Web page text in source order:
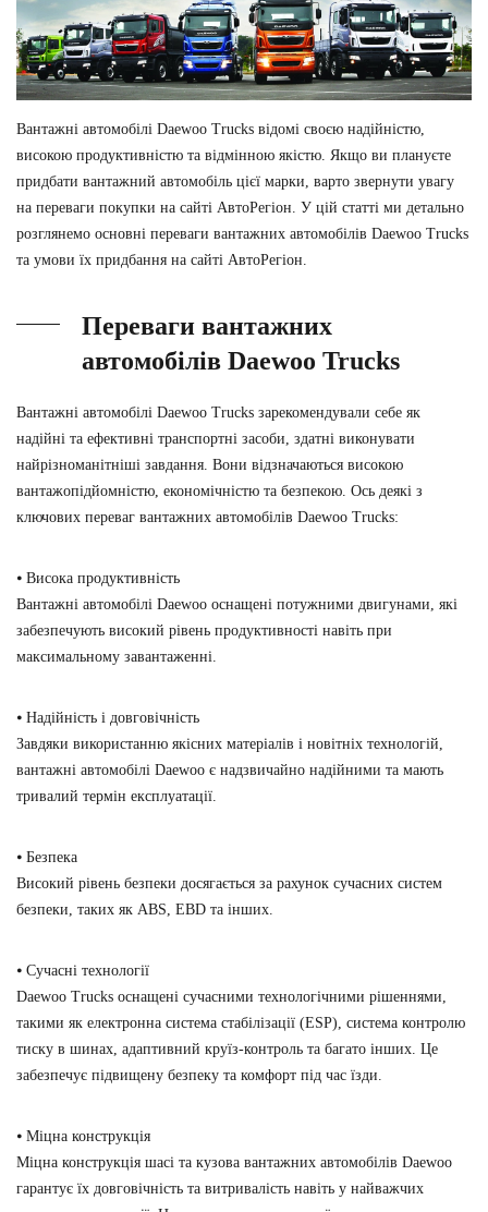
Вантажні автомобілі Daewoo Trucks відомі своєю надійністю,
високою продуктивністю та відмінною якістю. Якщо ви плануєте
придбати вантажний автомобіль цієї марки, варто звернути увагу
на переваги покупки на сайті АвтоРегіон. У цій статті ми детально
розглянемо основні переваги вантажних автомобілів Daewoo Trucks
та умови їх придбання на сайті АвтоРегіон.
Переваги вантажних
автомобілів Daewoo Trucks
Вантажні автомобілі Daewoo Trucks зарекомендували себе як
надійні та ефективні транспортні засоби, здатні виконувати
найрізноманітніші завдання. Вони відзначаються високою
вантажопідйомністю, економічністю та безпекою. Ось деякі з
ключових переваг вантажних автомобілів Daewoo Trucks:
⦁ Висока продуктивність
Вантажні автомобілі Daewoo оснащені потужними двигунами, які
забезпечують високий рівень продуктивності навіть при
максимальному завантаженні.
⦁ Надійність і довговічність
Завдяки використанню якісних матеріалів і новітніх технологій,
вантажні автомобілі Daewoo є надзвичайно надійними та мають
тривалий термін експлуатації.
⦁ Безпека
Високий рівень безпеки досягається за рахунок сучасних систем
безпеки, таких як ABS, EBD та інших.
⦁ Сучасні технології
Daewoo Trucks оснащені сучасними технологічними рішеннями,
такими як електронна система стабілізації (ESP), система контролю
тиску в шинах, адаптивний круїз-контроль та багато інших. Це
забезпечує підвищену безпеку та комфорт під час їзди.
⦁ Міцна конструкція
Міцна конструкція шасі та кузова вантажних автомобілів Daewoo
гарантує їх довговічність та витривалість навіть у найважчих